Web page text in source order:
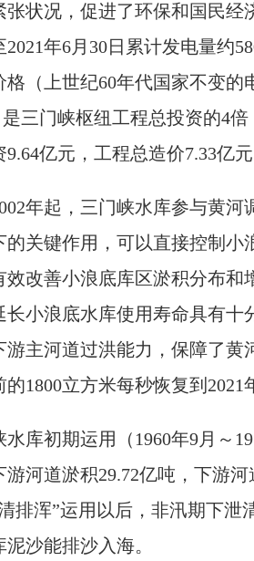
状况，促进了环保和国民经
年6月30日累计发电量约
（上世纪60年代国家不变的
三门峡枢纽工程总投资的4
9.64亿元，工程总造价7.33亿
年起，三门峡水库参与黄
的关键作用，可以直接控制
效改善小浪底库区淤积分布
长小浪底水库使用寿命具有
游主河道过洪能力，保障了
的1800立方米每秒恢复到
水库初期运用（1960年9月～
河道淤积29.72亿吨，下游
排浑”运用以后，非汛期下
沙能排沙入海。